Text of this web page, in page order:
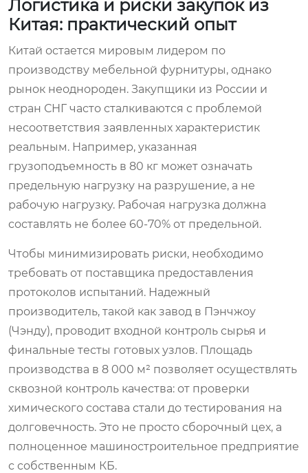
Логистика и риски закупок из
Китая: практический опыт
Китай остается мировым лидером по
производству мебельной фурнитуры, однако
рынок неоднороден. Закупщики из России и
стран СНГ часто сталкиваются с проблемой
несоответствия заявленных характеристик
реальным. Например, указанная
грузоподъемность в 80 кг может означать
предельную нагрузку на разрушение, а не
рабочую нагрузку. Рабочая нагрузка должна
составлять не более 60-70% от предельной.
Чтобы минимизировать риски, необходимо
требовать от поставщика предоставления
протоколов испытаний. Надежный
производитель, такой как завод в Пэнчжоу
(Чэнду), проводит входной контроль сырья и
финальные тесты готовых узлов. Площадь
производства в 8 000 м² позволяет осуществлять
сквозной контроль качества: от проверки
химического состава стали до тестирования на
долговечность. Это не просто сборочный цех, а
полноценное машиностроительное предприятие
с собственным КБ.